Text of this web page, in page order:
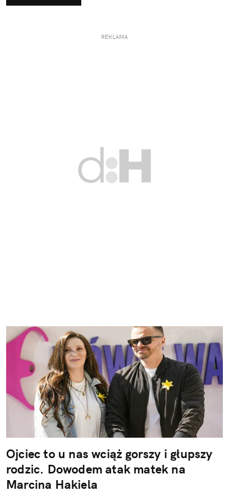
REKLAMA
Ojciec to u nas wciąż gorszy i głupszy
rodzic. Dowodem atak matek na
Marcina Hakiela